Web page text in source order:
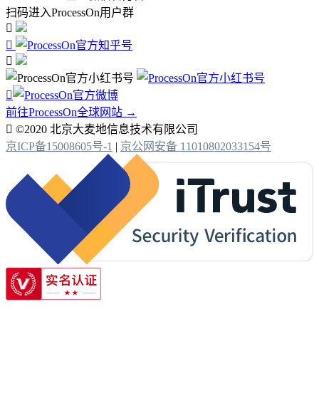
扫码进入ProcessOn用户群




前往ProcessOn全球网站 →
 ©2020 北京大麦地信息技术有限公司
京ICP备15008605号-1 | 京公网安备 11010802033154号